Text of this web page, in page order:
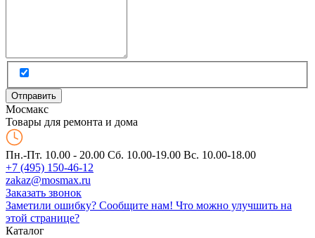
Мосмакс
Товары для ремонта и дома
Пн.-Пт. 10.00 - 20.00 Сб. 10.00-19.00 Вс. 10.00-18.00
+7 (495) 150-46-12
zakaz@mosmax.ru
Заказать звонок
Заметили ошибку? Сообщите нам! Что можно улучшить на
этой странице?
Каталог